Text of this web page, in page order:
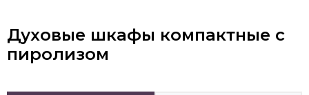
Духовые шкафы компактные с
пиролизом